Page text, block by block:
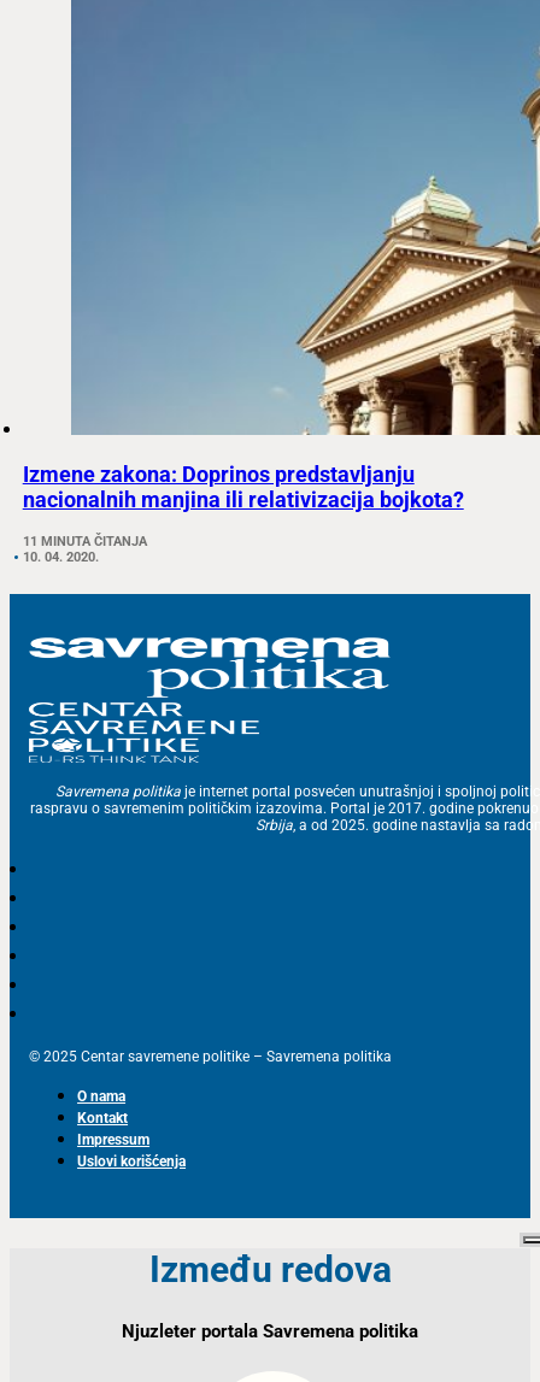
Izmene zakona: Doprinos predstavljanju
nacionalnih manjina ili relativizacija bojkota?
11 MINUTA ČITANJA
10. 04. 2020.
Savremena politika je internet portal posvećen unutrašnjoj i spoljnoj
raspravu o savremenim političkim izazovima. Portal je 2017. godine
Srbija , a od 2025. godine nastavlja sa
© 2025 Centar savremene politike – Savremena politika
O nama
Kontakt
Impressum
Uslovi korišćenja
Između redova
Njuzleter portala Savremena politika